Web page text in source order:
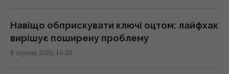
Лідер "Ногу свело!" назвав причину приїзду
в Україну та виправдався за концерти в
Навіщо обприскувати ключі оцтом: лайфхак
вирішує поширену проблему
8 серпня 2026, 16:20